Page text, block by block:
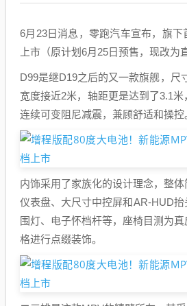
6月23日消息，零跑汽车宣布，旗下
上市（原计划6月25日预售，现改为
D99是继D19之后的又一款旗舰，尺
宽度接近2米，轴距更是达到了3.1
连续可变阻尼减震，兼顾舒适和操控
内饰采用了家族化的设计理念，整
仪表盘、大尺寸中控屏和AR-HUD
围灯、电子怀档杆等，座椅目测为
格进行点缀装饰。